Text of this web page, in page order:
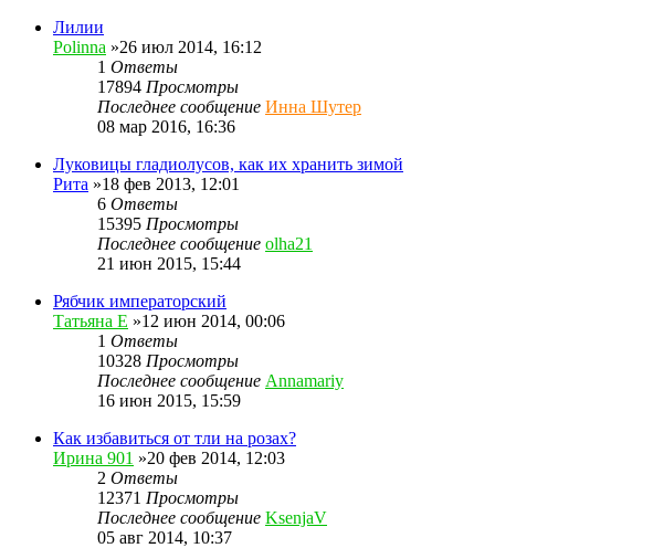
Лилии
Polinna »26 июл 2014, 16:12
1 Ответы
17894 Просмотры
Последнее сообщение Инна Шутер
08 мар 2016, 16:36
Луковицы гладиолусов, как их хранить зимой
Рита »18 фев 2013, 12:01
6 Ответы
15395 Просмотры
Последнее сообщение olha21
21 июн 2015, 15:44
Рябчик императорский
Татьяна Е »12 июн 2014, 00:06
1 Ответы
10328 Просмотры
Последнее сообщение Annamariy
16 июн 2015, 15:59
Как избавиться от тли на розах?
Ирина 901 »20 фев 2014, 12:03
2 Ответы
12371 Просмотры
Последнее сообщение KsenjaV
05 авг 2014, 10:37